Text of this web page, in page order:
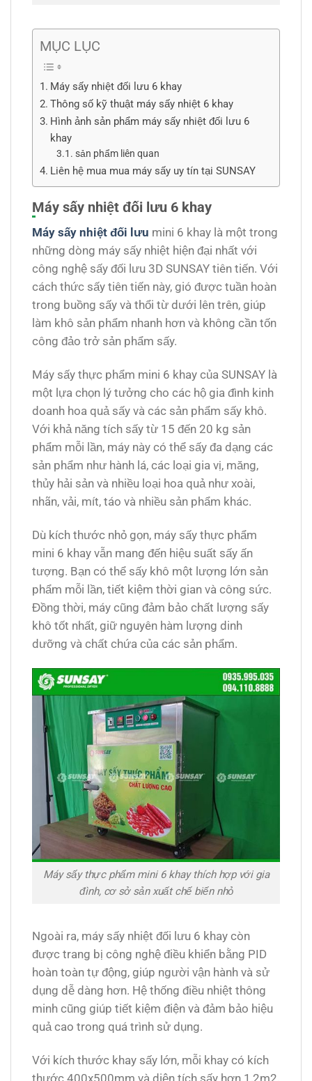
MỤC LỤC
Máy sấy nhiệt đối lưu 6 khay
Thông số kỹ thuật máy sấy nhiệt 6 khay
Hình ảnh sản phẩm máy sấy nhiệt đối lưu 6
khay
sản phẩm liên quan
Liên hệ mua mua máy sấy uy tín tại SUNSAY
Máy sấy nhiệt đối lưu 6 khay
Máy sấy nhiệt đối lưu mini 6 khay là một trong
những dòng máy sấy nhiệt hiện đại nhất với
công nghệ sấy đối lưu 3D SUNSAY tiên tiến. Với
cách thức sấy tiên tiến này, gió được tuần hoàn
trong buồng sấy và thổi từ dưới lên trên, giúp
làm khô sản phẩm nhanh hơn và không cần tốn
công đảo trở sản phẩm sấy.
Máy sấy thực phẩm mini 6 khay của SUNSAY là
một lựa chọn lý tưởng cho các hộ gia đình kinh
doanh hoa quả sấy và các sản phẩm sấy khô.
Với khả năng tích sấy từ 15 đến 20 kg sản
phẩm mỗi lần, máy này có thể sấy đa dạng các
sản phẩm như hành lá, các loại gia vị, măng,
thủy hải sản và nhiều loại hoa quả như xoài,
nhãn, vải, mít, táo và nhiều sản phẩm khác.
Dù kích thước nhỏ gọn, máy sấy thực phẩm
mini 6 khay vẫn mang đến hiệu suất sấy ấn
tượng. Bạn có thể sấy khô một lượng lớn sản
phẩm mỗi lần, tiết kiệm thời gian và công sức.
Đồng thời, máy cũng đảm bảo chất lượng sấy
khô tốt nhất, giữ nguyên hàm lượng dinh
dưỡng và chất chứa của các sản phẩm.
Máy sấy thực phẩm mini 6 khay thích hợp với gia
đình, cơ sở sản xuất chế biến nhỏ
Ngoài ra, máy sấy nhiệt đối lưu 6 khay còn
được trang bị công nghệ điều khiển bằng PID
hoàn toàn tự động, giúp người vận hành và sử
dụng dễ dàng hơn. Hệ thống điều nhiệt thông
minh cũng giúp tiết kiệm điện và đảm bảo hiệu
quả cao trong quá trình sử dụng.
Với kích thước khay sấy lớn, mỗi khay có kích